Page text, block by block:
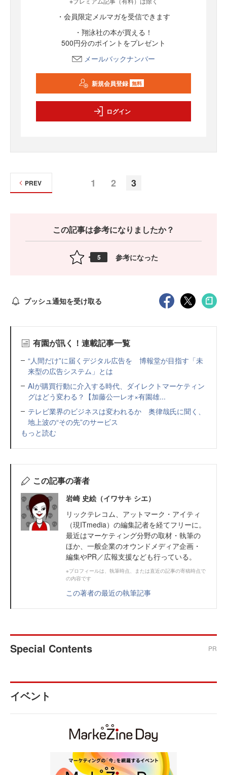
・会員限定メルマガを受信できます
・翔泳社の本が買える！
500円分のポイントをプレゼント
メールバックナンバー
新規会員登録 無料
ログイン
1 2 3
PREV
この記事は参考になりましたか？
5 参考になった
プッシュ通知を受け取る
有園が訊く！連載記事一覧
“人間だけ”に届くデジタル広告を 博報堂が目指す「未
来型の広告システム」とは
AIが購買行動に介入する時代、ダイレクトマーケティン
グはどう変わる？【加藤公一レオ×有園雄...
テレビ業界のビジネスは変われるか 奥律哉氏に聞く、
地上波の“その先”のサービス
もっと読む
この記事の著者
岩崎 史絵（イワサキ シエ）
リックテレコム、アットマーク・アイティ
（現ITmedia）の編集記者を経てフリーに。
最近はマーケティング分野の取材・執筆の
ほか、一般企業のオウンドメディア企画・
編集やPR／広報支援なども行っている。
※プロフィールは、執筆時点、または直近の記事の寄稿時点で
の内容です
この著者の最近の執筆記事
Special Contents PR
イベント